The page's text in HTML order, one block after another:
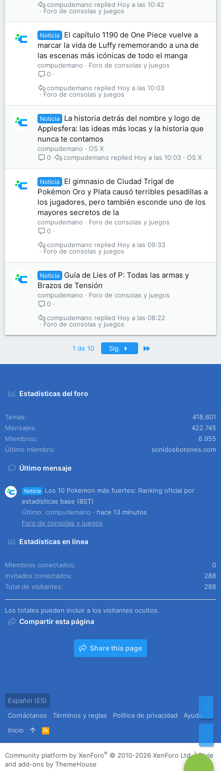
Foro de consolas y juegos
Hoy a las 10:42
compudemano
Noticia
El capítulo 1190 de One Piece vuelve a
marcar la vida de Luffy rememorando a una de
las escenas más icónicas de todo el manga
compudemano
Foro de consolas y juegos
0
Foro de consolas y juegos
Hoy a las 10:03
compudemano
Noticia
La historia detrás del nombre y logo de
Applesfera: las ideas más locas y la historia que
nunca te contamos
compudemano
OS X
0
OS X
Hoy a las 10:03
compudemano
Noticia
El gimnasio de Ciudad Trigal de
Pokémon Oro y Plata causó terribles pesadillas a
los jugadores, pero también esconde uno de los
mayores secretos de la
compudemano
Foro de consolas y juegos
0
Foro de consolas y juegos
Hoy a las 09:33
compudemano
Noticia
Guía de Lies of P: Todas las armas y
Brazos de Tensión
compudemano
Foro de consolas y juegos
0
Foro de consolas y juegos
Hoy a las 08:22
compudemano
1 de 10 Sig.
Estadísticas del foro
Temas
418.601
Mensajes
422.745
Miembros
6.955
Último miembro
sonidosbotones.com
Último mensaje
Noticia
Los 10 Pokémon más fuertes: Ranking oficial por
estadísticas base (BST)
Último: compudemano
hace 13 minutos
Foro de consolas y juegos
Estadísticas en línea
Miembros conectados
0
Invitados conectados
288
Total de visitantes
288
Los totales pueden incluir a los visitantes ocultos.
Compartir esta página
Share this page
Español (ES)
Contáctanos
Términos y reglas Política de privacidad
Ayuda
Inicio
R
S
S
Community platform by XenForo® © 2010-2026 XenForo Ltd. |Style
and add-ons by ThemeHouse